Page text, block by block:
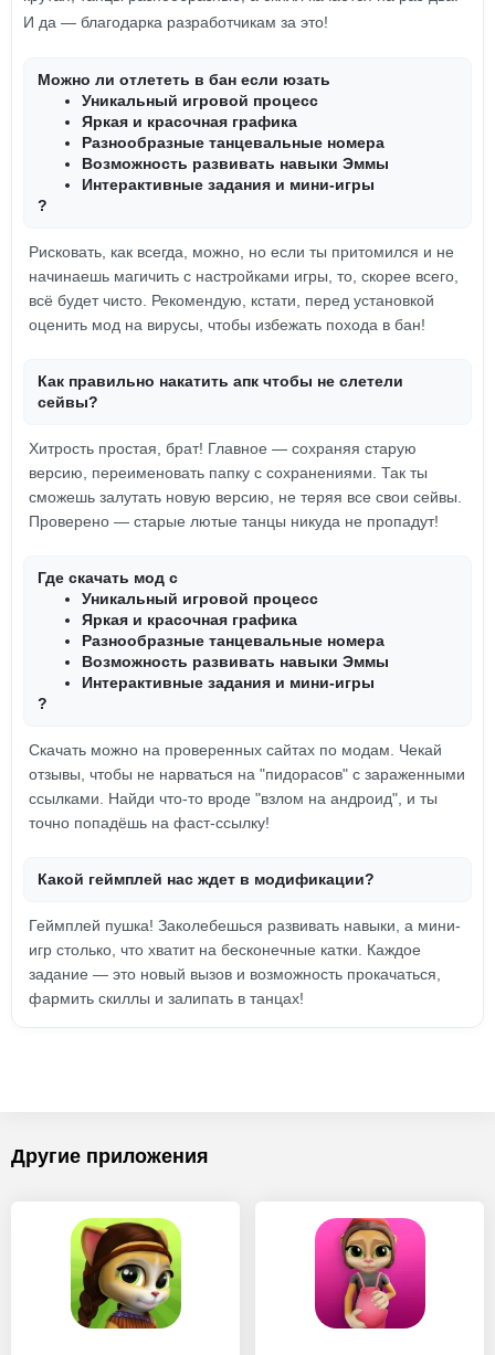
И да — благодарка разработчикам за это!
Можно ли отлететь в бан если юзать
Уникальный игровой процесс
Яркая и красочная графика
Разнообразные танцевальные номера
Возможность развивать навыки Эммы
Интерактивные задания и мини-игры
?
Рисковать, как всегда, можно, но если ты притомился и не
начинаешь магичить с настройками игры, то, скорее всего,
всё будет чисто. Рекомендую, кстати, перед установкой
оценить мод на вирусы, чтобы избежать похода в бан!
Как правильно накатить апк чтобы не слетели
сейвы?
Хитрость простая, брат! Главное — сохраняя старую
версию, переименовать папку с сохранениями. Так ты
сможешь залутать новую версию, не теряя все свои сейвы.
Проверено — старые лютые танцы никуда не пропадут!
Где скачать мод с
Уникальный игровой процесс
Яркая и красочная графика
Разнообразные танцевальные номера
Возможность развивать навыки Эммы
Интерактивные задания и мини-игры
?
Скачать можно на проверенных сайтах по модам. Чекай
отзывы, чтобы не нарваться на "пидорасов" с зараженными
ссылками. Найди что-то вроде "взлом на андроид", и ты
точно попадёшь на фаст-ссылку!
Какой геймплей нас ждет в модификации?
Геймплей пушка! Заколебешься развивать навыки, а мини-
игр столько, что хватит на бесконечные катки. Каждое
задание — это новый вызов и возможность прокачаться,
фармить скиллы и залипать в танцах!
Другие приложения